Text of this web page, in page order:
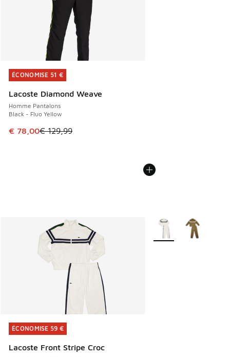
ÉCONOMISE 51 €
Lacoste Diamond Weave
Homme Pantalons
Black - Fluo Yellow
Cet article est en promotion. Prix en baisse de € 129,99 à
€ 78,00€ 129,99
ÉCONOMISE 51 €
ÉCONOMISE 59 €
Lacoste Front Stripe Croc
ÉCONOMISE 59 €
Plus de couleurs